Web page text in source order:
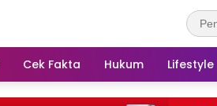
Cek Fakta Hukum Lifestyle